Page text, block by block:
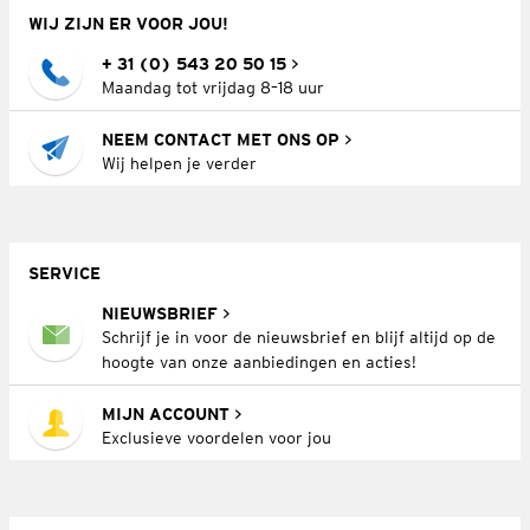
WIJ ZIJN ER VOOR JOU!
+ 31 (0) 543 20 50 15
Maandag tot vrijdag 8–18 uur
NEEM CONTACT MET ONS OP
Wij helpen je verder
SERVICE
NIEUWSBRIEF
Schrijf je in voor de nieuwsbrief en blijf altijd op de
hoogte van onze aanbiedingen en acties!
MIJN ACCOUNT
Exclusieve voordelen voor jou